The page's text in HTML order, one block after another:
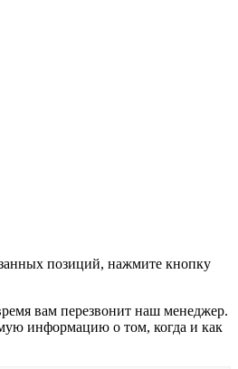
позиций, нажмите кнопку
вам перезвонит наш менеджер.
информацию о том, когда и как